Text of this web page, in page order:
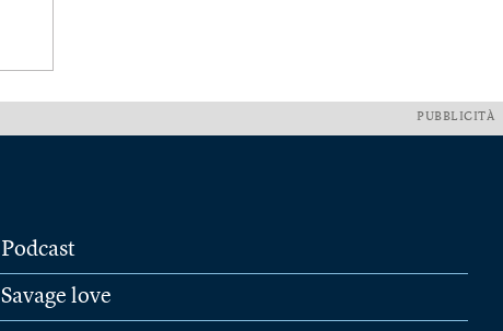
PUBBLICITÀ
Podcast
Savage love